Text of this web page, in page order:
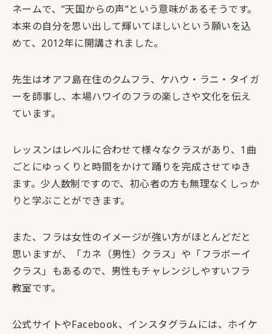
ネームで、”天国からの声”という意味があるそうです。
本来の自分を思い出して輝いてほしいという願いを込
めて、2012年に開講されました。
先生はオアフ島在住のクムフラ、ケハウ・ラニ・タイガ
ーを師事し、本場ハワイのフラの楽しさや文化を伝え
ています。
レッスンはレベルに合わせて様々なクラスがあり、1曲
ごとにゆっくりと時間をかけて踊りを完成させてゆき
ます。少人数制ですので、初心者の方も無理なくしっか
りと学ぶことができます。
また、フラは女性のイメージが強い方がほとんどだと
思いますが、
「カネ（男性）クラス」や「フラボーイ
クラス」もあるので、男性もチャレンジしやすいフラ
教室です。
公式サイトやFacebook、インスタグラムには、ホイケ